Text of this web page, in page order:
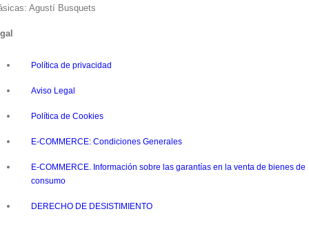
Agustí Busquets
Política de privacidad
Aviso Legal
Política de Cookies
E-COMMERCE: Condiciones Generales
E-COMMERCE. Información sobre las garantías en la venta de bienes de
consumo
DERECHO DE DESISTIMIENTO